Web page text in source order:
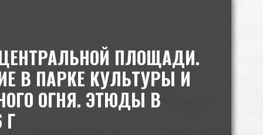
ПЛОЩАДИ.
В ПАРКЕ КУЛЬТУРЫ И
ОГНЯ. ЭТЮДЫ В
Г